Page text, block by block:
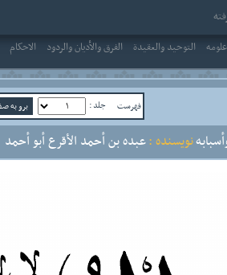
التوحيد والعقيدة الفرق والأديان والردود الاحکام
فهرست جلد :
نویسنده :عبده بن أحمد الأقرع أبو أحمد